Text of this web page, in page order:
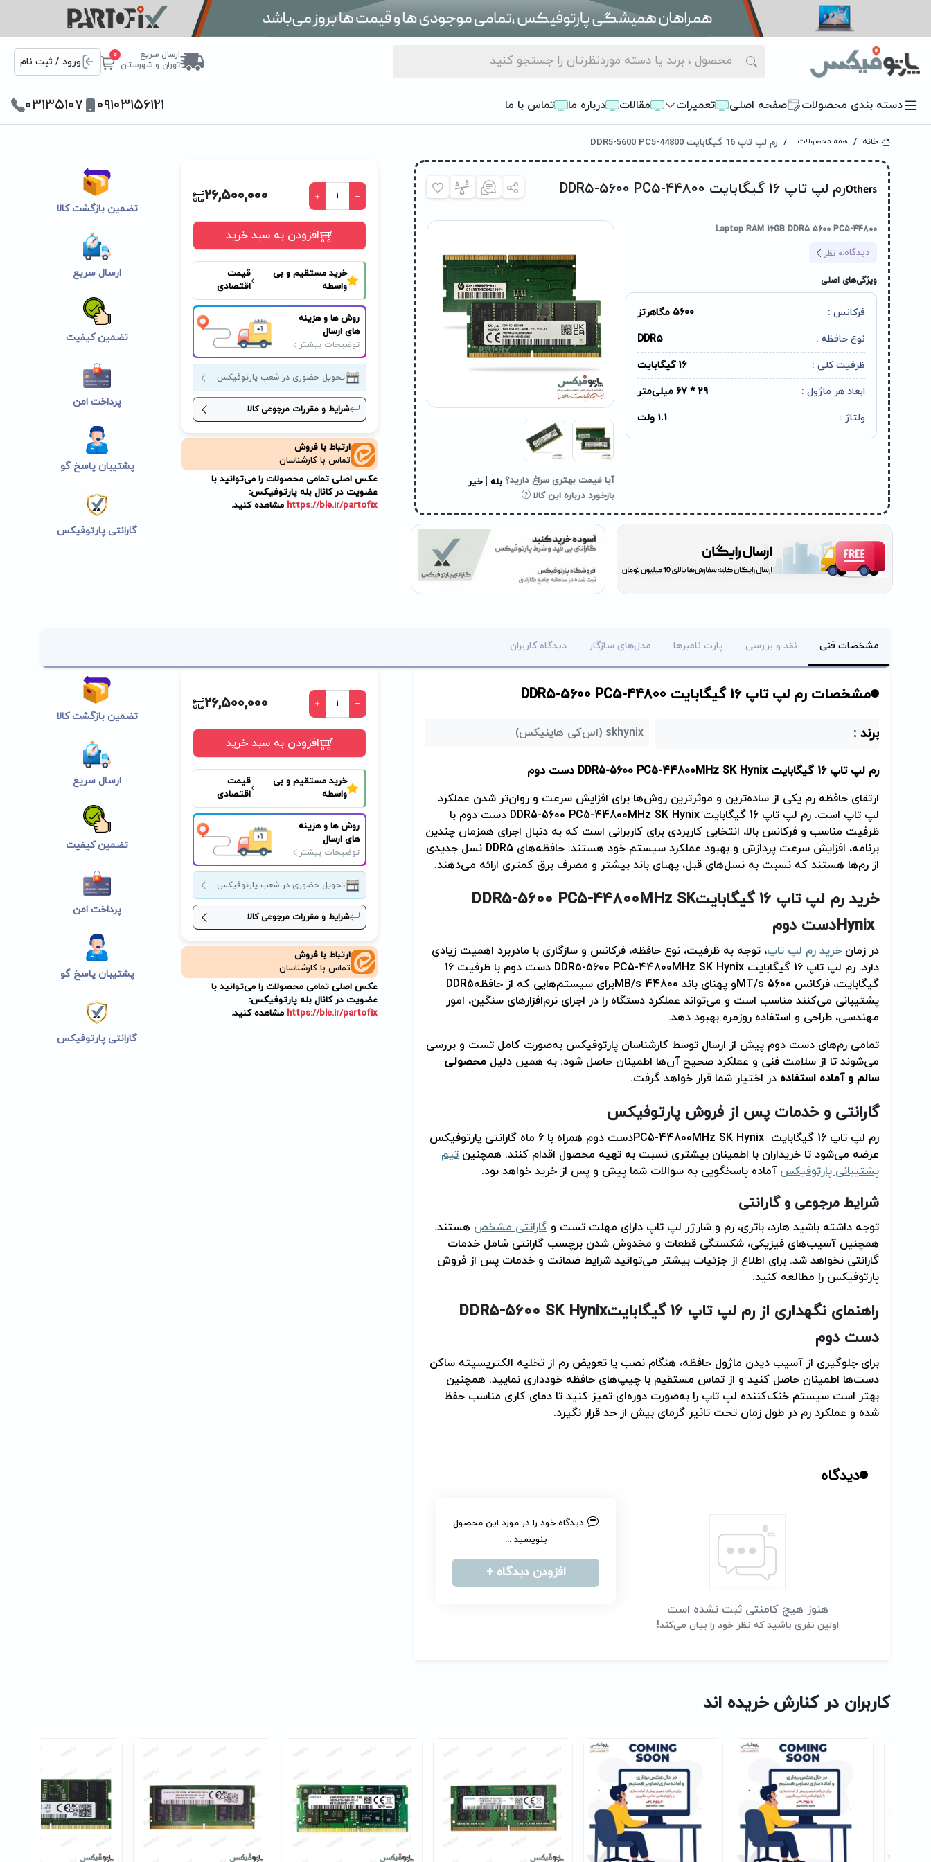
ارسال سریع
تهران و شهرستان
0
ورود / ثبت نام
دسته بندی محصولات صفحه اصلی تعمیرات مقالات درباره ما تماس با ما ۰۹۱۰۳۱۵۶۱۲۱ ۰۳۱۳۵۱۰۷
خانه همه محصولات رم لپ تاپ 16 گیگابایت DDR5-5600 PC5-44800
رم لپ تاپ 16 گیگابایت DDR5-5600 PC5-44800
Laptop RAM 16GB DDR5 5600 PC5-44800
دیدگاه:0 نظر
ویژگی‌های اصلی
فرکانس :
5600 مگاهرتز
نوع حافظه :
DDR5
ظرفیت کلی :
16 گیگابایت
ابعاد هر ماژول :
29 * 67 میلی‌متر
ولتاژ :
1.1 ولت
آیا قیمت بهتری سراغ دارید؟ بله
خیر
بازخورد درباره این کالا
26,500,000
افزودن به سبد خرید
خرید مستقیم و بی
واسطه
قیمت
اقتصادی
روش ها و هزینه
های ارسال
توضیحات بیشتر
تحویل حضوری در شعب پارتوفیکس
شرایط و مقررات مرجوعی کالا
ارتباط با فروش
تماس با کارشناسان
عکس اصلی تمامی محصولات را می‌توانید با
عضویت در کانال بله پارتوفیکس:
https://ble.ir/partofix مشاهده کنید.
تضمین بازگشت کالا
ارسال سریع
تضمین کیفیت
پرداخت امن
پشتیبان پاسخ گو
گارانتی پارتوفیکس
مشخصات فنی نقد و بررسی پارت نامبرها مدل‌های سازگار دیدگاه کاربران
26,500,000
افزودن به سبد خرید
خرید مستقیم و بی
واسطه
قیمت
اقتصادی
روش ها و هزینه
های ارسال
توضیحات بیشتر
تحویل حضوری در شعب پارتوفیکس
شرایط و مقررات مرجوعی کالا
ارتباط با فروش
تماس با کارشناسان
عکس اصلی تمامی محصولات را می‌توانید با
عضویت در کانال بله پارتوفیکس:
https://ble.ir/partofix مشاهده کنید.
تضمین بازگشت کالا
ارسال سریع
تضمین کیفیت
پرداخت امن
پشتیبان پاسخ گو
گارانتی پارتوفیکس
مشخصات رم لپ تاپ 16 گیگابایت DDR5-5600 PC5-44800
برند : skhynix (اس‌کی هاینیکس)
رم لپ تاپ 16 گیگابایت DDR5-5600 PC5-44800MHz SK Hynixدست دوم
ارتقای حافظه رم یکی از ساده‌ترین و موثرترین روش‌ها برای افزایش سرعت و روان‌تر شدن عملکرد
لپ تاپ است. رم لپ تاپ 16 گیگابایت
DDR5-5600 PC5-44800MHz SK Hynixدست دوم با
ظرفیت مناسب و فرکانس بالا، انتخابی کاربردی برای کاربرانی است که به دنبال اجرای همزمان چندین
برنامه، افزایش سرعت پردازش و بهبود عملکرد سیستم خود هستند. حافظه‌های DDR5نسل جدیدی
از رم‌ها هستند که نسبت به نسل‌های قبل، پهنای باند بیشتر و مصرف برق کمتری ارائه می‌دهند.
خرید رم لپ تاپ 16 گیگابایت
DDR5-5600 PC5-44800MHz SK
Hynixدست دوم
در زمانخرید رم لپ تاپ، توجه به ظرفیت، نوع حافظه، فرکانس و سازگاری با مادربرد اهمیت زیادی
دارد. رم لپ تاپ 16 گیگابایت
DDR5-5600 PC5-44800MHz SK Hynix
دست دوم با ظرفیت 16
گیگابایت، فرکانس 5600
MT/sو پهنای باند 44800 MB/sبرای سیستم‌هایی که از حافظهDDR5
پشتیبانی می‌کنند مناسب است و می‌تواند عملکرد دستگاه را در اجرای نرم‌افزارهای سنگین، امور
مهندسی، طراحی و استفاده روزمره بهبود دهد.
تمامی رم‌های دست دوم پیش از ارسال توسط کارشناسان پارتوفیکس به‌صورت کامل تست و بررسی
می‌شوند تا از سلامت فنی و عملکرد صحیح آن‌ها اطمینان حاصل شود. به همین دلیلمحصولی
سالم و آماده استفاده در اختیار شما قرار خواهد گرفت.
گارانتی و خدمات پس از فروش پارتوفیکس
رم لپ تاپ 16 گیگابایت PC5-44800MHz SK Hynix
دست دوم همراه با 6 ماه گارانتی پارتوفیکس
عرضه می‌شود تا خریداران با اطمینان بیشتری نسبت به تهیه محصول اقدام کنند. همچنینتیم
پشتیبانی پارتوفیکس آماده پاسخگویی به سوالات شما پیش و پس از خرید خواهد بود.
شرایط مرجوعی و گارانتی
توجه داشته باشید هارد، باتری، رم و شارژر لپ تاپ دارای مهلت تست وگارانتی مشخص هستند.
همچنین آسیب‌های فیزیکی، شکستگی قطعات و مخدوش شدن برچسب گارانتی شامل خدمات
گارانتی نخواهد شد. برای اطلاع از جزئیات بیشتر می‌توانید شرایط ضمانت و خدمات پس از فروش
پارتوفیکس را مطالعه کنید.
راهنمای نگهداری از رم لپ تاپ 16 گیگابایت
DDR5-5600 SK Hynix
دست دوم
برای جلوگیری از آسیب دیدن ماژول حافظه، هنگام نصب یا تعویض رم از تخلیه الکتریسیته ساکن
دست‌ها اطمینان حاصل کنید و از تماس مستقیم با چیپ‌های حافظه خودداری نمایید. همچنین
بهتر است سیستم خنک‌کننده لپ تاپ را به‌صورت دوره‌ای تمیز کنید تا دمای کاری مناسب حفظ
شده و عملکرد رم در طول زمان تحت تاثیر گرمای بیش از حد قرار نگیرد.
دیدگاه
هنوز هیچ کامنتی ثبت نشده است
اولین نفری باشید که نظر خود را بیان می‌کند!
دیدگاه خود را در مورد این محصول
بنویسید ...
افزودن دیدگاه +
کاربران در کنارش خریده اند